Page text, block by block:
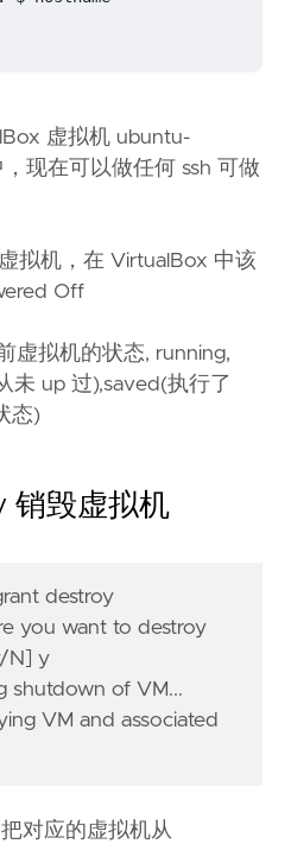
虚拟机 ubuntu-
现在可以做任何 ssh 可做
拟机，在 VirtualBox 中该
Off
虚拟机的状态, running,
未 up 过),saved(执行了
态)
销毁虚拟机
destroy
you want to destroy
N] y
shutdown of VM...
VM and associated
对应的虚拟机从